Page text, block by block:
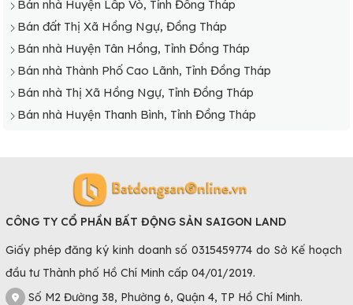
Bán nhà Huyện Lấp Vò, Tỉnh Đồng Tháp
Bán đất Thị Xã Hồng Ngự, Đồng Tháp
Bán nhà Huyện Tân Hồng, Tỉnh Đồng Tháp
Bán nhà Thành Phố Cao Lãnh, Tỉnh Đồng Tháp
Bán nhà Thị Xã Hồng Ngự, Tỉnh Đồng Tháp
Bán nhà Huyện Thanh Bình, Tỉnh Đồng Tháp
CÔNG TY CỔ PHẦN BẤT ĐỘNG SẢN SAIGON LAND
Giấy phép đăng ký kinh doanh số 0315459774 do Sở Kế hoạch
đầu tư Thành phố Hồ Chí Minh cấp 04/01/2019.
Số M2 Đường 38, Phường 6, Quận 4, TP Hồ Chí Minh.